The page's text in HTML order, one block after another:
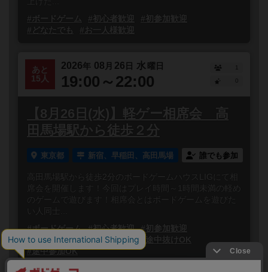
#ボードゲーム
#初心者歓迎
#初参加歓迎
#どなたでも
#お一人様歓迎
あと
15人
2026年 08 月 26 日 水 曜日
19:00～22:00
1
【8月26日(水)】軽ゲー相席会 高
田馬場駅から徒歩２分
東京都 新宿、早稲田、高田馬場 誰でも参加
高田馬場駅から徒歩2分のボードゲームハウスLIGにて相
席会を開催します！今回はプレイ時間～1時間未満の軽め
のゲームで遊びます！相席会とはボードゲームを遊びた
い人同士...
#ボードゲーム
#初心者歓迎
#初参加歓迎
#どなたでも
#お一人様歓迎
#途中抜けOK
#途中参加OK
閉じる